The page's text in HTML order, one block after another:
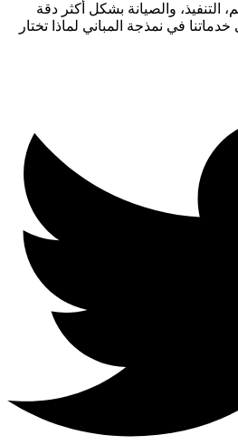
التنفيذ، والصيانة بشكل أكثر دقة
في نمذجة المباني لماذا تختار